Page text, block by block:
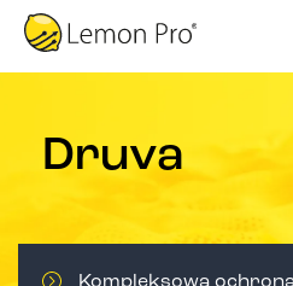
Druva